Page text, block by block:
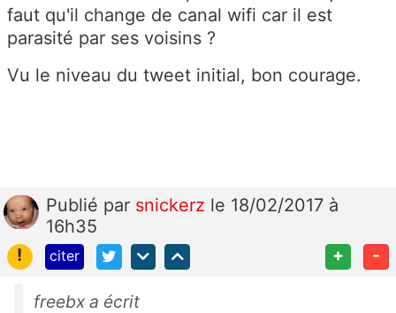
faut qu'il change de canal wifi car il est
parasité par ses voisins ?
Vu le niveau du tweet initial, bon courage.
Publié par snickerz le 18/02/2017 à
16h35
!
citer + -
freebx a écrit